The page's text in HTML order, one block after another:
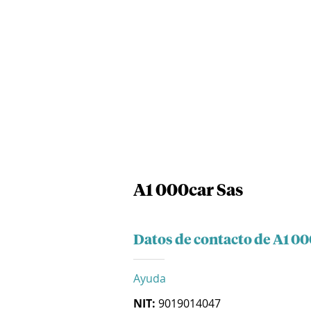
A1 000car Sas
Datos de contacto de A1
Ayuda
NIT: 9019014047